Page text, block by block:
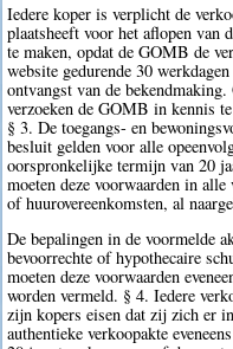
Iedere koper is verplicht de
plaatsheeft voor het aflopen van
te maken, opdat de GOMB de
website gedurende 30
ontvangst van de
verzoeken de GOMB in kennis
§ 3. De toegangs- en
besluit gelden voor alle
oorspronkelijke termijn van 20
moeten deze voorwaarden in
of huurovereenkomsten, al
De bepalingen in de voormelde
bevoorrechte of hypothecaire
moeten deze voorwaarden
worden vermeld. § 4. Iedere
zijn kopers eisen dat zij zich er
authentieke verkoopakte